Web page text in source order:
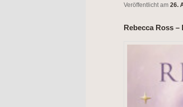
Veröffentlicht am 26.
Rebecca Ross –